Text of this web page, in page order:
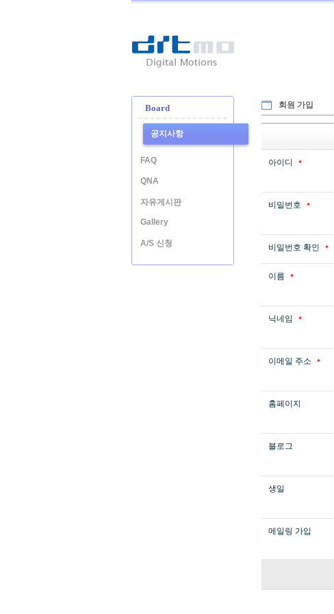
-
Digital
Board
공지사항
FAQ
QNA
자유게시판
Gallery
A/S 신청
회원 가입
아이디 *
비밀번호 *
비밀번호 확인 *
이름 *
닉네임 *
이메일 주소 *
홈페이지
블로그
생일
메일링 가입